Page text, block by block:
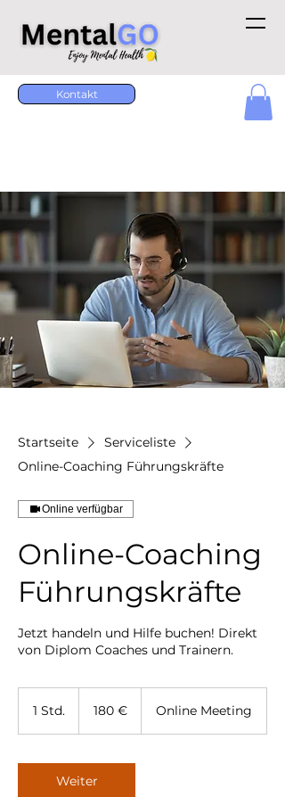
Kontakt
Startseite
Serviceliste
Online-Coaching Führungskräfte
Online verfügbar
Online-Coaching
Führungskräfte
Jetzt handeln und Hilfe buchen! Direkt
von Diplom Coaches und Trainern.
1 Std.
d
180 € Online Meeting
Weiter